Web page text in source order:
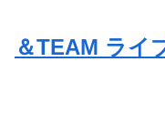
＆TEAM ライ